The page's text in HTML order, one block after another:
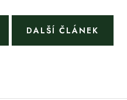
DALŠÍ ČLÁNEK